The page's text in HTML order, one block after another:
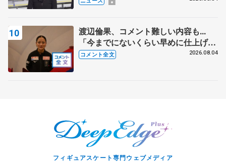
渡辺倫果、コメント難しい内容も...
「今までにないくらい早めに仕上げら
れている」 【アジアンオープントロ
コメント全文 2026.08.04
フィギュアスケート専門ウェブメディア